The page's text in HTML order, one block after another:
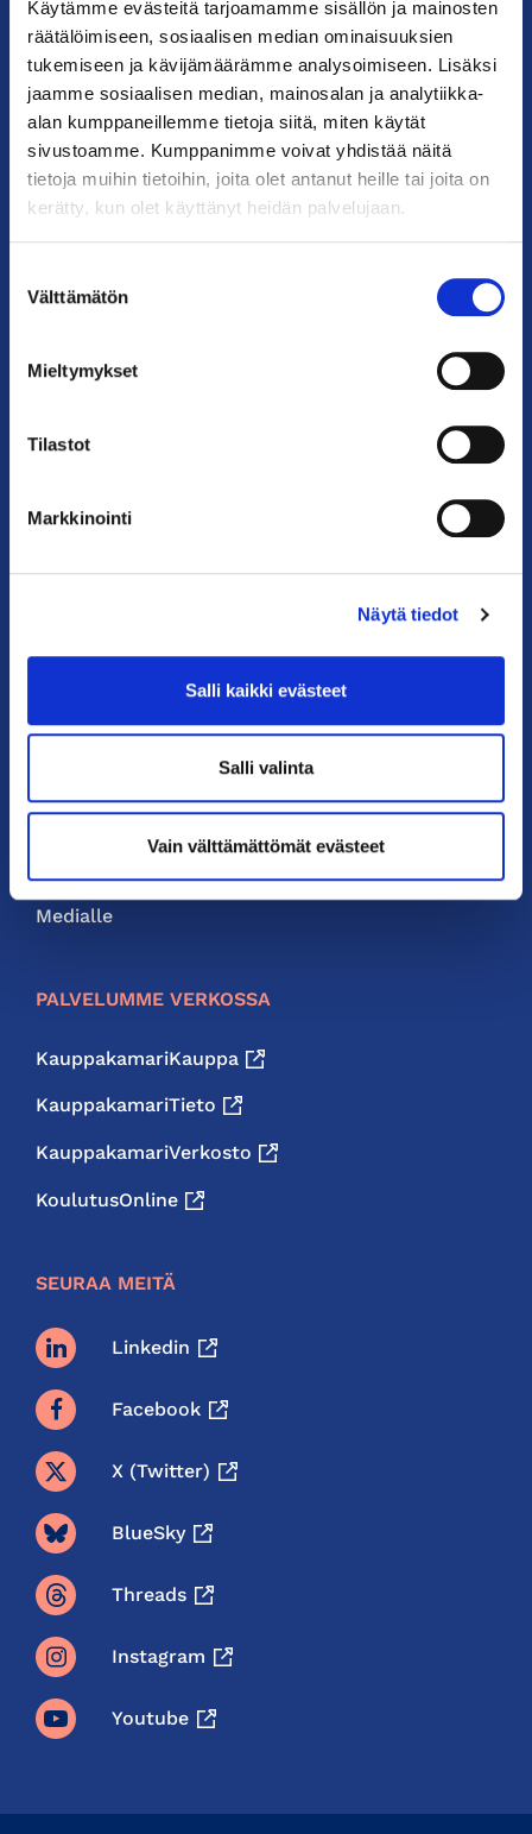
Käytämme evästeitä tarjoamamme sisällön ja mainosten
räätälöimiseen, sosiaalisen median ominaisuuksien
tukemiseen ja kävijämäärämme analysoimiseen. Lisäksi
jaamme sosiaalisen median, mainosalan ja analytiikka-
alan kumppaneillemme tietoja siitä, miten käytät
sivustoamme. Kumppanimme voivat yhdistää näitä
tietoja muihin tietoihin, joita olet antanut heille tai joita on
kerätty, kun olet käyttänyt heidän palvelujaan.
valinta
Välttämätön
Mieltymykset
Tilastot
Markkinointi
Näytä tiedot
Salli kaikki evästeet
Salli valinta
Vain välttämättömät evästeet
seudun
kauppakamari
YHTEYSTIEDOT
Helsingin toimisto
Käyntiosoite: Kalevankatu 12, 00100 Helsinki
Puhelin: 09 228 601 (vaihde)
Katso kaikki yhteystiedot >
Yhteystiedot
Neuvonta ja palvelut
Medialle
PALVELUMME VERKOSSA
KauppakamariKauppa
KauppakamariTieto
KauppakamariVerkosto
KoulutusOnline
SEURAA MEITÄ
Linkedin
Facebook
X (twitter)
BlueSky
Threads
Instagram
Youtube